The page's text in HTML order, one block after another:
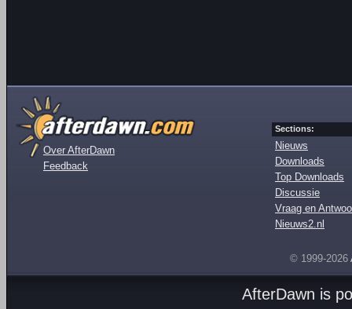
Over AfterDawn
Feedback
Sections:
Nieuws
Downloads
Top Downloads
Discussie
Vraag en
Nieuws2.nl
© 1999-2026
AfterDawn is